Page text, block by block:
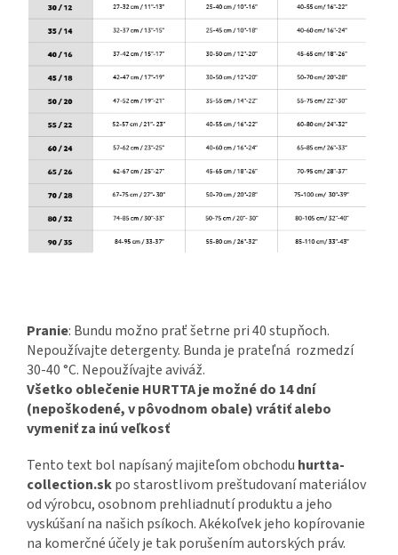
Pranie: Bundu možno prať šetrne pri 40 stupňoch.
Nepoužívajte detergenty. Bunda je prateľná rozmedzí
30-40 °C. Nepoužívajte aviváž.
Všetko oblečenie HURTTA je možné do 14 dní
(nepoškodené, v pôvodnom obale) vrátiť alebo
vymeniť za inú veľkosť
Tento text bol napísaný majiteľom obchodu hurtta-
collection.skpo starostlivom preštudovaní materiálov
od výrobcu, osobnom prehliadnutí produktu a jeho
vyskúšaní na našich psíkoch. Akékoľvek jeho kopírovanie
na komerčné účely je tak porušením autorských práv.